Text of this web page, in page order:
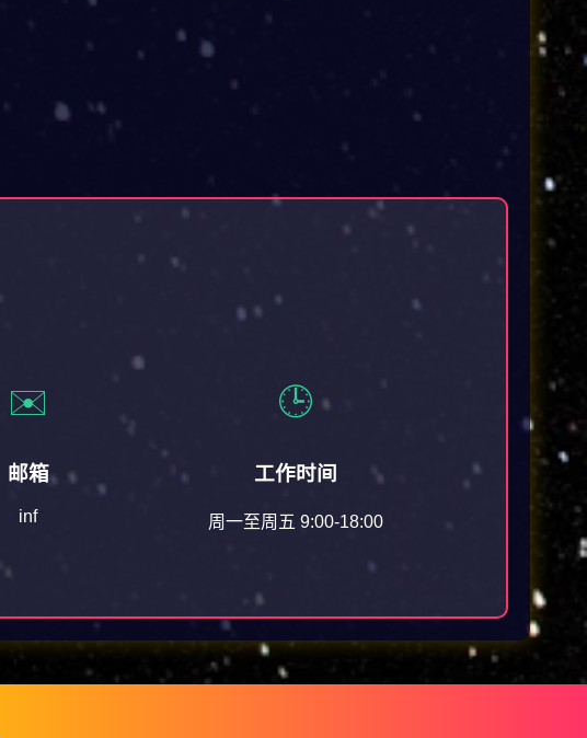
✉️
邮箱
inf
🕒
工作时间
周一至周五 9:00-18:00